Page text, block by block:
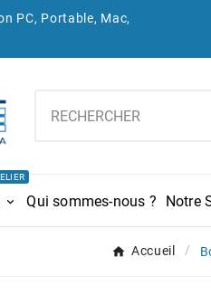
PC, Portable, Mac,
Qui sommes-nous ? Notre
Accueil